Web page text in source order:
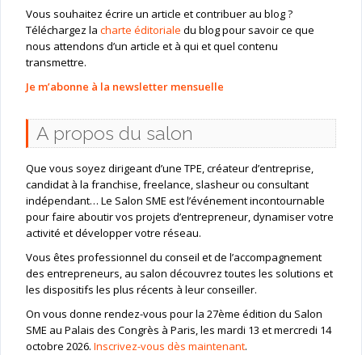
Vous souhaitez écrire un article et contribuer au blog ?
Téléchargez la charte éditoriale du blog pour savoir ce que
nous attendons d’un article et à qui et quel contenu
transmettre.
Je m’abonne à la newsletter mensuelle
A propos du salon
Que vous soyez dirigeant d’une TPE, créateur d’entreprise,
candidat à la franchise, freelance, slasheur ou consultant
indépendant… Le Salon SME est l’événement incontournable
pour faire aboutir vos projets d’entrepreneur, dynamiser votre
activité et développer votre réseau.
Vous êtes professionnel du conseil et de l’accompagnement
des entrepreneurs, au salon découvrez toutes les solutions et
les dispositifs les plus récents à leur conseiller.
On vous donne rendez-vous pour la 27ème édition du Salon
SME au Palais des Congrès à Paris, les mardi 13 et mercredi 14
octobre 2026. Inscrivez-vous dès maintenant.